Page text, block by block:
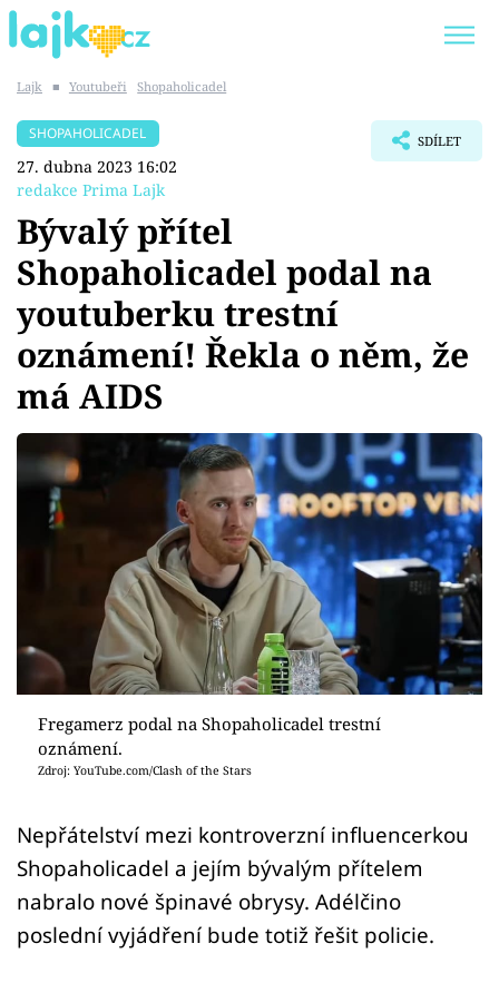
SHOPAHOLICADEL
Témata
Showbyznys
Youtubeři
Virály
Sex a vztahy
Sledujte prima+
Přihlášení
Sledujte nás
Lajk ■ Youtubeři Shopaholicadel
SHOPAHOLICADEL
27. dubna 2023 16:02
redakce Prima Lajk
SDÍLET
Bývalý přítel
Shopaholicadel podal na
youtuberku trestní
oznámení! Řekla o něm, že
má AIDS
Fregamerz podal na Shopaholicadel trestní
oznámení.
Zdroj: YouTube.com/Clash of the Stars
Nepřátelství mezi kontroverzní influencerkou
Shopaholicadel a jejím bývalým přítelem
nabralo nové špinavé obrysy. Adélčino
poslední vyjádření bude totiž řešit policie.